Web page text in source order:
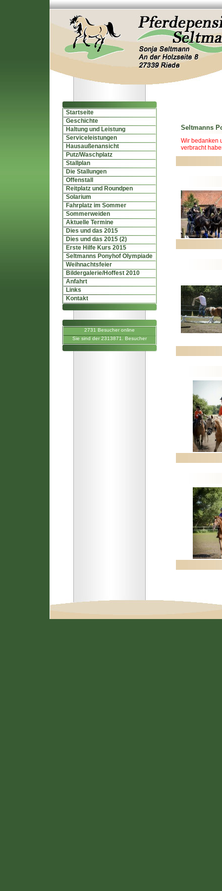
Startseite
Geschichte
Haltung und Leistung
Serviceleistungen
Hausaußenansicht
Putz/Waschplatz
Stallplan
Die Stallungen
Offenstall
Reitplatz und Roundpen
Solarium
Fahrplatz im Sommer
Sommerweiden
Aktuelle Termine
Dies und das 2015
Dies und das 2015 (2)
Erste Hilfe Kurs 2015
Seltmanns Ponyhof Olympiade
Weihnachtsfeier
Bildergalerie/Hoffest 2010
Anfahrt
Links
Kontakt
2731 Besucher online
Sie sind der 2313871. Besucher
Seltmanns
Wir bedanken
verbracht